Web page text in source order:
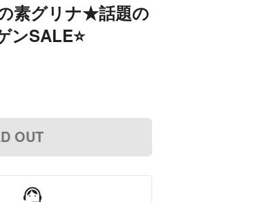
素グリナ★話題の
ンSALE⭐
OUT